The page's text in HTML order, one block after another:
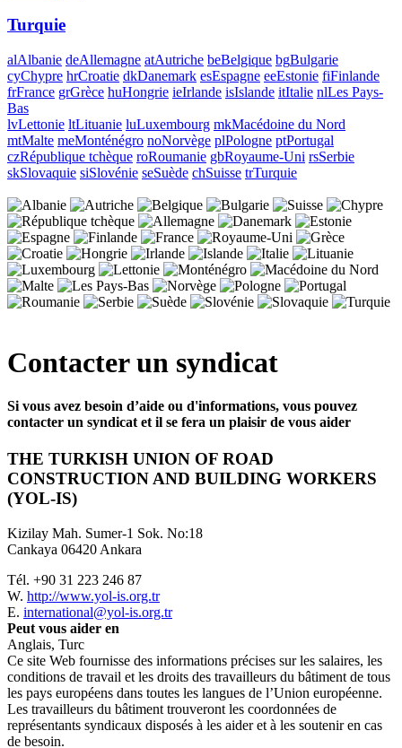
Turquie
alAlbanie deAllemagne atAutriche beBelgique bgBulgarie
cyChypre hrCroatie dkDanemark esEspagne eeEstonie fiFinlande
frFrance grGrèce huHongrie ieIrlande isIslande itItalie nlLes Pays-
Bas
lvLettonie ltLituanie luLuxembourg mkMacédoine du Nord
mtMalte meMonténégro noNorvège plPologne ptPortugal
czRépublique tchèque roRoumanie gbRoyaume-Uni rsSerbie
skSlovaquie siSlovénie seSuède chSuisse trTurquie
Contacter un syndicat
Si vous avez besoin d’aide ou d'informations, vous pouvez
contacter un syndicat et il se fera un plaisir de vous aider
THE TURKISH UNION OF ROAD
CONSTRUCTION AND BUILDING WORKERS
(YOL-IS)
Kizilay Mah. Sumer-1 Sok. No:18
Cankaya 06420 Ankara
Tél. +90 31 223 246 87
W. http://www.yol-is.org.tr
E. international@yol-is.org.tr
Peut vous aider en
Anglais, Turc
Ce site Web fournisse des informations précises sur les salaires, les
conditions de travail et les droits des travailleurs du bâtiment de tous
les pays européens dans toutes les langues de l’Union européenne.
Les travailleurs du bâtiment trouveront les coordonnées de
représentants syndicaux disposés à les aider et à les soutenir en cas
de besoin.